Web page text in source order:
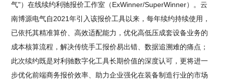
气"）在线续约利驰报价工作室（ExWinner/SuperWinner）。云
南博源电气自2021年引入该报价工具以来，每年续约持续使用，
已依托其精准算价、高效适配能力，优化高低压成套设备业务的
成本核算流程，解决传统手工报价易出错、数据追溯难的痛点；
此次续约既是对利驰数字化工具长期价值的深度认可，更将进一
步优化前端商务报价效率、助力企业强化在装备制造行业的市场